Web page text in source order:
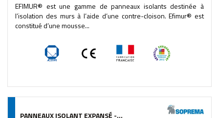
EFIMUR® est une gamme de panneaux isolants destinée à
l’isolation des murs à l’aide d’une contre-cloison. Efimur® est
constitué d’une mousse...
PANNEAUX ISOLANT EXPANSÉ -...